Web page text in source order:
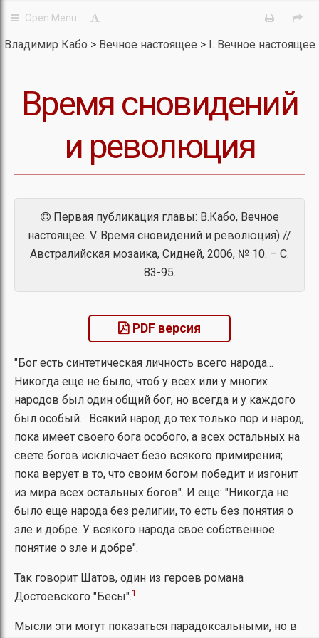
Владимир Кабо Вечное настоящее I. Вечное настоящее
Время сновидений
и революция
Первая публикация главы: В.Кабо, Вечное
настоящее. V. Время сновидений и революция) //
Австралийская мозаика, Сидней, 2006, № 10. – С.
83-95.
PDF версия
"Бог есть синтетическая личность всего народа...
Никогда еще не было, чтоб у всех или у многих
народов был один общий бог, но всегда и у каждого
был особый... Всякий народ до тех только пор и народ,
пока имеет своего бога особого, а всех остальных на
свете богов исключает безо всякого примирения;
пока верует в то, что своим богом победит и изгонит
из мира всех остальных богов". И еще: "Никогда не
было еще народа без религии, то есть без понятия о
зле и добре. У всякого народа свое собственное
понятие о зле и добре".
Так говорит Шатов, один из героев романа
Достоевского "Бесы".1
Мысли эти могут показаться парадоксальными, но в